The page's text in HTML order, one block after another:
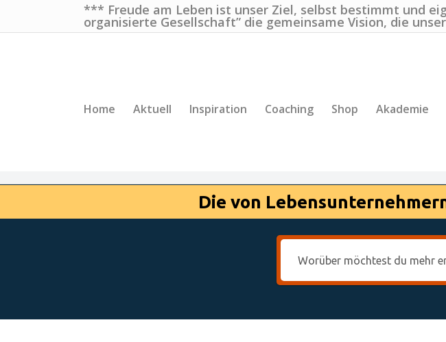
*** Freude am Leben ist unser Ziel, selbst bestimmt und
organisierte Gesellschaft” die gemeinsame Vision, die
Home Aktuell Inspiration Coaching Shop Akademie
Die von